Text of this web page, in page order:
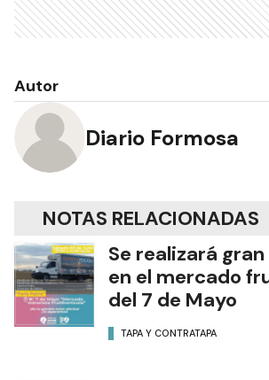
Autor
Diario Formosa
NOTAS RELACIONADAS
Se realizará
en el mercado
del 7 de Mayo
TAPA Y CONTRATAPA